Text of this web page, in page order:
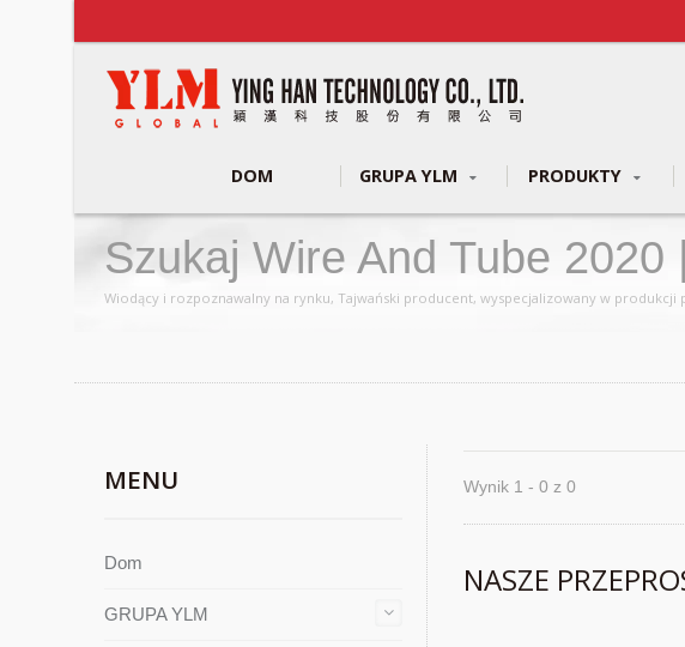
DOM GRUPA YLM PRODUKTY
Szukaj Wire And Tube 2020
Wiodący i rozpoznawalny na rynku, Tajwański producent, wyspecjalizowany w
MENU
Dom
GRUPA YLM
Wynik 1 - 0 z 0
NASZE